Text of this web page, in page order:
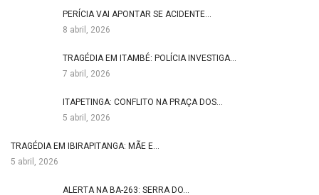
PERÍCIA VAI APONTAR SE ACIDENTE…
8 abril, 2026
TRAGÉDIA EM ITAMBÉ: POLÍCIA INVESTIGA…
7 abril, 2026
ITAPETINGA: CONFLITO NA PRAÇA DOS…
5 abril, 2026
TRAGÉDIA EM IBIRAPITANGA: MÃE E…
5 abril, 2026
ALERTA NA BA-263: SERRA DO…